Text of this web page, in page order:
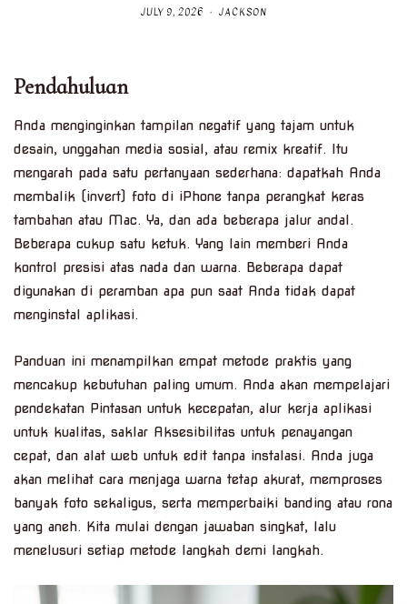
JULY 9, 2026 JACKSON
Pendahuluan
Anda menginginkan tampilan negatif yang tajam untuk
desain, unggahan media sosial, atau remix kreatif. Itu
mengarah pada satu pertanyaan sederhana: dapatkah Anda
membalik (invert) foto di iPhone tanpa perangkat keras
tambahan atau Mac. Ya, dan ada beberapa jalur andal.
Beberapa cukup satu ketuk. Yang lain memberi Anda
kontrol presisi atas nada dan warna. Beberapa dapat
digunakan di peramban apa pun saat Anda tidak dapat
menginstal aplikasi.
Panduan ini menampilkan empat metode praktis yang
mencakup kebutuhan paling umum. Anda akan mempelajari
pendekatan Pintasan untuk kecepatan, alur kerja aplikasi
untuk kualitas, saklar Aksesibilitas untuk penayangan
cepat, dan alat web untuk edit tanpa instalasi. Anda juga
akan melihat cara menjaga warna tetap akurat, memproses
banyak foto sekaligus, serta memperbaiki banding atau rona
yang aneh. Kita mulai dengan jawaban singkat, lalu
menelusuri setiap metode langkah demi langkah.